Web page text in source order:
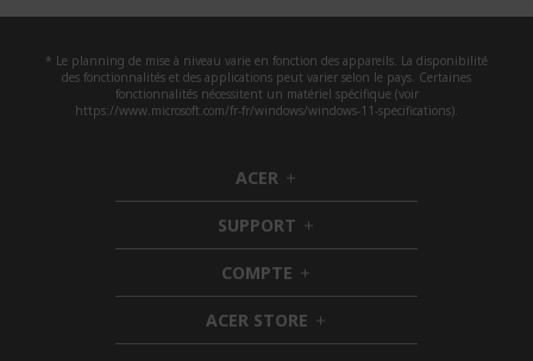
* Le planning de mise à niveau varie en fonction des appareils. La disponibilité
des fonctionnalités et des applications peut varier selon le pays. Certaines
fonctionnalités nécessitent un matériel spécifique (voir
https://www.microsoft.com/fr-fr/windows/windows-11-specifications).
ACER h
i
d
d
e
n
SUPPORT h
i
d
d
e
n
COMPTE h
i
d
d
ACER STORE h
i